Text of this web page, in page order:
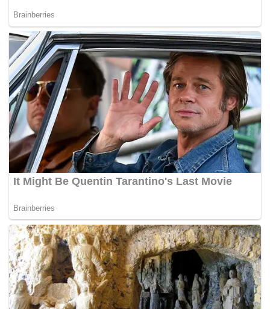
“Saya harap esok itu (29 Mei), helikopter boleh naik tapi
rupanya tak boleh ambil mereka juga kerana cuaca buruk.
“Jumaat lepas (31 Mei), renjer dapat naik tapi semua
terkejut kerana rupanya Ajoi dah tinggalkan kita dua hari
awal. Saya betul-betul terkejut bila diberitahu oleh Wisma
Putra,” katanya.
Zulkifli dilaporkan meninggal dunia pada 6 pagi waktu
tempatan 29 Mei lalu, semasa berlindung di dalam sebuah
gua salji di Football Field dengan punca kematian disyaki
Jasadnya selamat dibawa turun dari lokasi kejadian pada
8.30 pagi waktu tempatan 1 Jun lalu dengan bantuan pihak
berkuasa tempatan.
Muhammad Illaham turut melahirkan rasa kesyukuran
kerana selamat daripada tragedi itu.